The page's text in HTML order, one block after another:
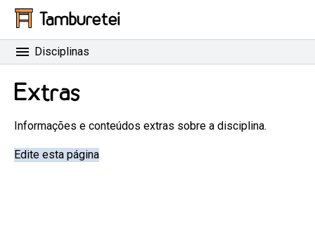
Tamburetei
Disciplinas
Extras
Informações e conteúdos extras sobre a disciplina.
Edite esta página